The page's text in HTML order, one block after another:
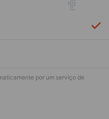
Faça login
por um serviço de